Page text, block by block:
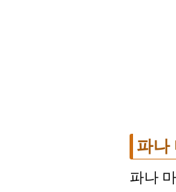
파나
파나